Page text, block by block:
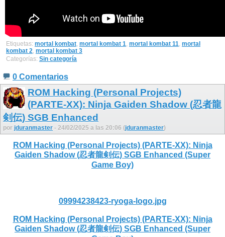
Etiquetas: mortal kombat, mortal kombat 1, mortal kombat 11, mortal
kombat 2, mortal kombat 3
Categorías: Sin categoría
0 Comentarios
ROM Hacking (Personal Projects)
(PARTE-XX): Ninja Gaiden Shadow (忍者龍
剣伝) SGB Enhanced
por jduranmaster - 24/02/2025 a las 20:06 (jduranmaster)
ROM Hacking (Personal Projects) (PARTE-XX): Ninja
Gaiden Shadow (忍者龍剣伝) SGB Enhanced (Super
Game Boy)
09994238423-ryoga-logo.jpg
ROM Hacking (Personal Projects) (PARTE-XX): Ninja
Gaiden Shadow (忍者龍剣伝) SGB Enhanced (Super